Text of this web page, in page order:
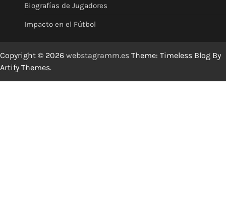
Biografías de Jugadores
Impacto en el Fútbol
Copyright © 2026 webstagramm.es Theme: Timeless Blog By
Artify Themes.